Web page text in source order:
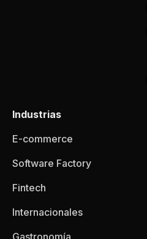
Industrias
E-commerce
Software Factory
Fintech
Internacionales